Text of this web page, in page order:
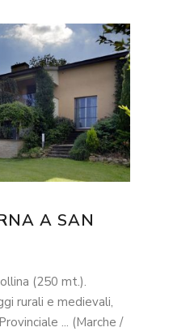
A SAN
(250 mt.).
rurali e medievali,
... (Marche /